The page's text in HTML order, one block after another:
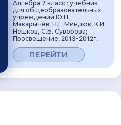
Алгебра 7 класс : учебник
для общеобразовательных
учреждений Ю.Н.
Макарычев, Н.Г. Миндюк, К.И.
Нешков, С.Б. Суворова;
Просвещение, 2013-2012г.
ПЕРЕЙТИ